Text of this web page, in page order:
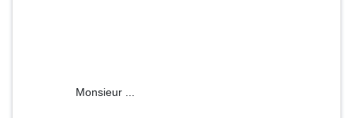
Monsieur ...